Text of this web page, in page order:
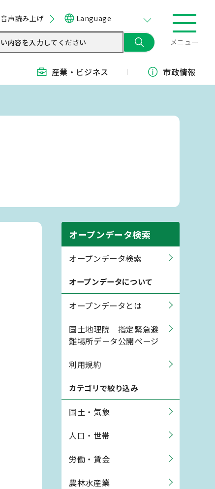
音声読み上げ Language
メニュー
産業・ ビジネス 市政情報
オープンデータ検索
オープンデータ検索
オープンデータについて
オープンデータとは
国土地理院 指定緊急避
難場所データ公開ページ
利用規約
カテゴリで絞り込み
国土・気象
人口・世帯
労働・賃金
農林水産業